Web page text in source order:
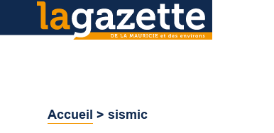
Accueil >sismic